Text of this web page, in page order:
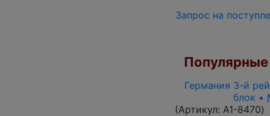
Запрос на
Германия 3-й
блок •
(Артикул: A1-8470)